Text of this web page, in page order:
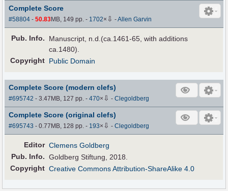
Complete Score
#58804 -50.83MB, 149 pp.- 1702× ⇩ -Allen Garvin
Pub. Info.
Manuscript, n.d.(ca.1461-65, with additions
ca.1480).
Copyright Public Domain
Complete Score (modern clefs)
#695742 - 3.47MB, 127 pp.-470× ⇩ -Clegoldberg
Complete Score (original clefs)
#695743 - 0.77MB, 128 pp.- 193× ⇩ -Clegoldberg
Editor Clemens Goldberg
Pub. Info. Goldberg Stiftung, 2018.
Copyright Creative Commons Attribution-ShareAlike 4.0